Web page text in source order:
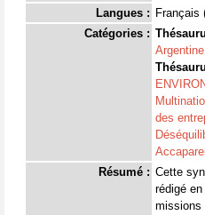
Langues : Français
Catégories :
Argentine
des
Résumé : Cette
rédigé
missions